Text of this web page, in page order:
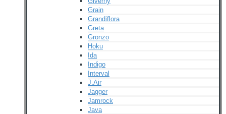
Grain
Grandiflora
Greta
Gronzo
Hoku
Ida
Indigo
Interval
J.Air
Jagger
Jamrock
Java